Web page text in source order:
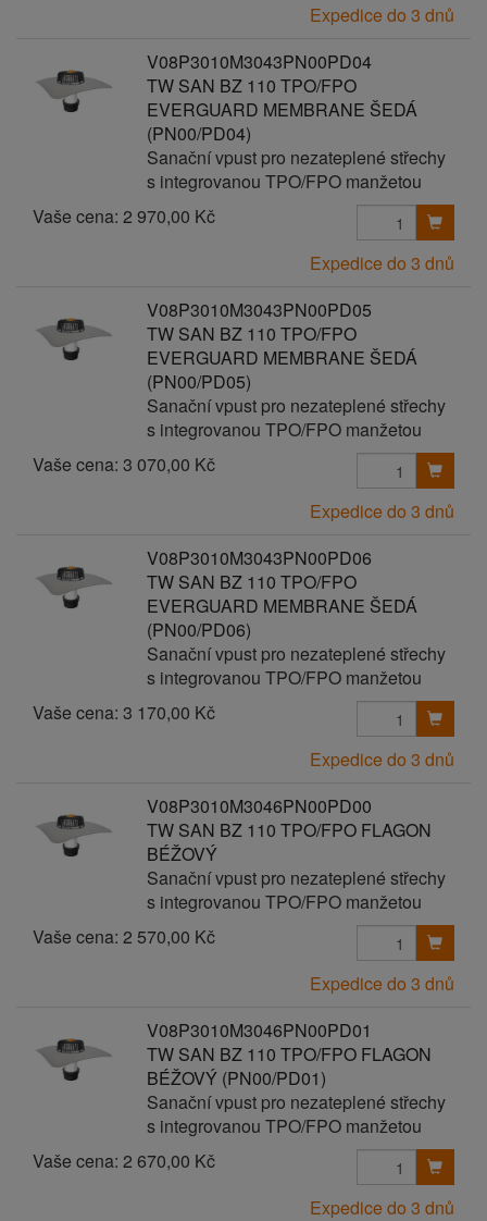
Expedice do 3 dnů
V08P3010M3043PN00PD04
TW SAN BZ 110 TPO/FPO
EVERGUARD MEMBRANE ŠEDÁ
(PN00/PD04)
Sanační vpust pro nezateplené střechy
s integrovanou TPO/FPO manžetou
Vaše cena: 2 970,00 Kč
Expedice do 3 dnů
V08P3010M3043PN00PD05
TW SAN BZ 110 TPO/FPO
EVERGUARD MEMBRANE ŠEDÁ
(PN00/PD05)
Sanační vpust pro nezateplené střechy
s integrovanou TPO/FPO manžetou
Vaše cena: 3 070,00 Kč
Expedice do 3 dnů
V08P3010M3043PN00PD06
TW SAN BZ 110 TPO/FPO
EVERGUARD MEMBRANE ŠEDÁ
(PN00/PD06)
Sanační vpust pro nezateplené střechy
s integrovanou TPO/FPO manžetou
Vaše cena: 3 170,00 Kč
Expedice do 3 dnů
V08P3010M3046PN00PD00
TW SAN BZ 110 TPO/FPO FLAGON
BÉŽOVÝ
Sanační vpust pro nezateplené střechy
s integrovanou TPO/FPO manžetou
Vaše cena: 2 570,00 Kč
Expedice do 3 dnů
V08P3010M3046PN00PD01
TW SAN BZ 110 TPO/FPO FLAGON
BÉŽOVÝ (PN00/PD01)
Sanační vpust pro nezateplené střechy
s integrovanou TPO/FPO manžetou
Vaše cena: 2 670,00 Kč
Expedice do 3 dnů